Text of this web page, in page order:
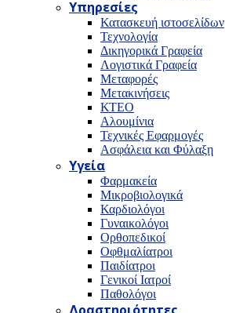
Υπηρεσίες
Κατασκευή ιστοσελίδων
Τεχνολογία
Δικηγορικά Γραφεία
Λογιστικά Γραφεία
Μεταφορές
Μετακινήσεις
ΚΤΕΟ
Αλουμίνια
Τεχνικές Εφαρμογές
Ασφάλεια και Φύλαξη
Υγεία
Φαρμακεία
Μικροβιολογικά
Καρδιολόγοι
Γυναικολόγοι
Ορθοπεδικοί
Οφθμαλίατροι
Παιδίατροι
Γενικοί Ιατροί
Παθολόγοι